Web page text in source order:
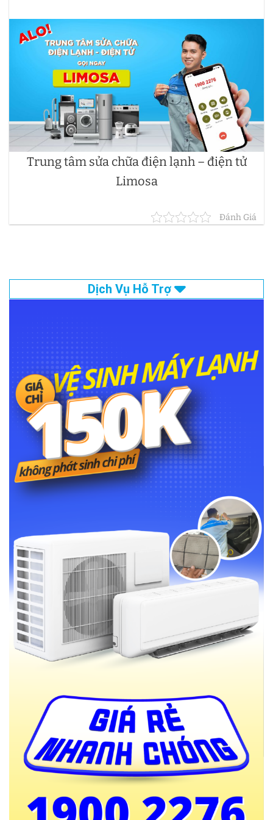
Trung tâm sửa chữa điện lạnh – điện tử
Limosa
Đánh Giá
Dịch Vụ Hỗ Trợ